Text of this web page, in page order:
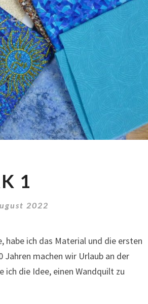
1
2022
habe ich das Material und die ersten
machen wir Urlaub an der
ich die Idee, einen Wandquilt zu